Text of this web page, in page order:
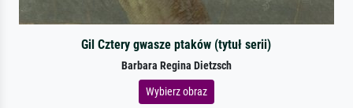
Gil Cztery gwasze ptaków (tytuł serii)
Barbara Regina Dietzsch
Wybierz obraz